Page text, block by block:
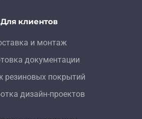
Для клиентов
и монтаж
документации
резиновых покрытий
дизайн-проектов